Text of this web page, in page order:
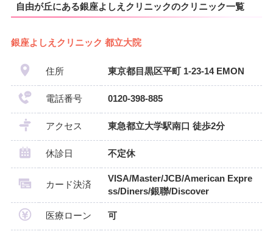
自由が丘にある銀座よしえクリニックのクリニック一覧
銀座よしえクリニック 都立大院
住所 東京都目黒区平町 1-23-14 EMON
電話番号 0120-398-885
アクセス 東急都立大学駅南口 徒歩2分
休診日 不定休
カード決済
VISA/Master/JCB/American Expre
ss/Diners/銀聯/Discover
医療ローン 可